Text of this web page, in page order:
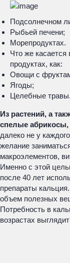
Подсолнечном
Рыбьей печени;
Морепродуктах.
Что же касается
продуктах, как:
Овощи с
Ягоды;
Целебные травы.
Из растений, а
спелые
далеко не у
желание
макроэлементов,
Именно с этой
после 40 лет
препараты
объем полезных
Потребность в
возрастах